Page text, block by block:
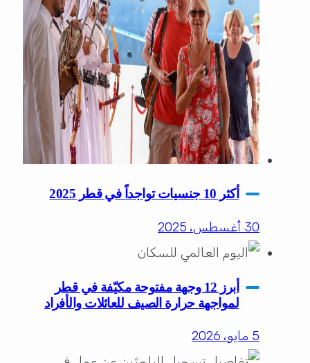
أكثر 10 جنسيات تواجداً في قطر 2025
30 أغسطس، 2025
أبرز 12 وجهة مفتوحة مكيّفة في قطر
لمواجهة حرارة الصيف للعائلات والأفراد
5 مايو، 2026